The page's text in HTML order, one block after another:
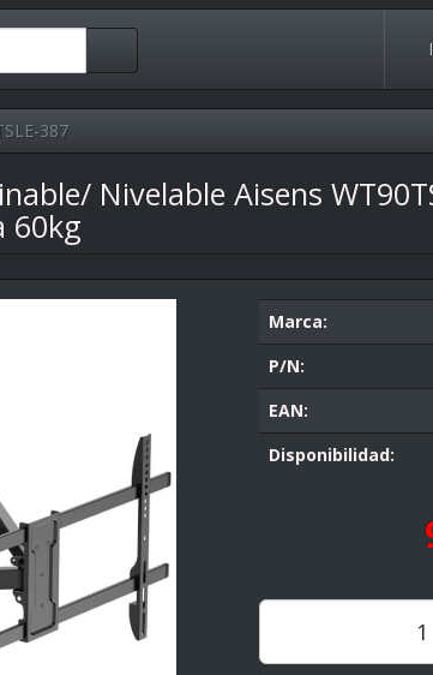
387
Nivelable Aisens
60kg
Marca:
P/N:
EAN:
Disponibilidad: